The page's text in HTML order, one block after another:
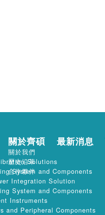
Solutions
System and Components
Integration Solution
System and Components
Instruments
and Peripheral Components
關於齊碩
關於我們
歷史沿革
合作夥伴
最新消息